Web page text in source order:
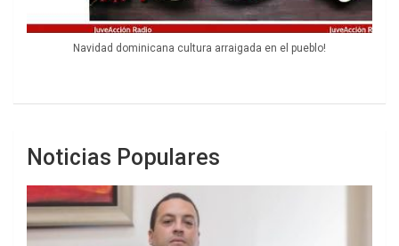
Navidad dominicana cultura arraigada en el pueblo!
Noticias Populares